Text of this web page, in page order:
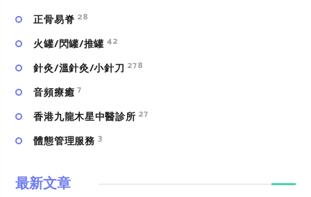
正骨易脊 28
火罐/閃罐/推罐 42
針灸/溫針灸/小針刀 278
⾳頻療癒 7
香港九龍木星中醫診所 27
體態管理服務 3
最新文章